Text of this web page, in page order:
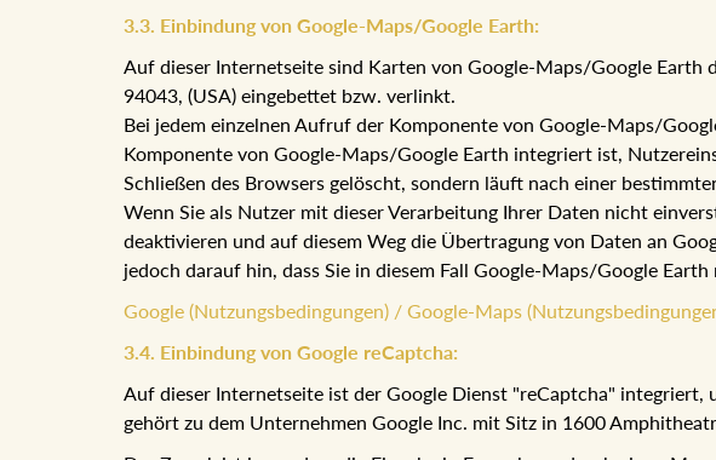
3.3. Einbindung von Google-Maps/Google Earth:
Auf dieser Internetseite sind Karten von Google-Maps/Google
94043, (USA) eingebettet bzw. verlinkt.
Bei jedem einzelnen Aufruf der Komponente von Google-Maps/
Komponente von Google-Maps/Google Earth integriert ist,
Schließen des Browsers gelöscht, sondern läuft nach einer
Wenn Sie als Nutzer mit dieser Verarbeitung Ihrer Daten nicht
deaktivieren und auf diesem Weg die Übertragung von Daten an
jedoch darauf hin, dass Sie in diesem Fall Google-Maps/Google
Google (Nutzungsbedingungen) / Google-Maps
3.4. Einbindung von Google reCaptcha:
Auf dieser Internetseite ist der Google Dienst "reCaptcha" integriert,
gehört zu dem Unternehmen Google Inc. mit Sitz in 1600